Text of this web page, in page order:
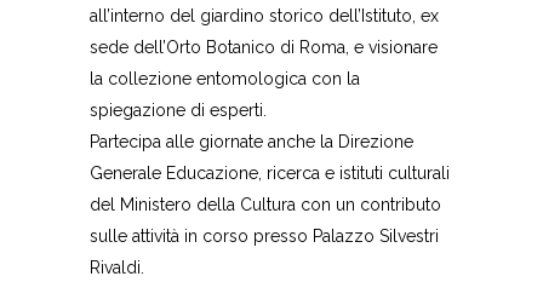
all’interno del giardino storico dell’Istituto, ex
sede dell’Orto Botanico di Roma, e visionare
la collezione entomologica con la
spiegazione di esperti.
Partecipa alle giornate anche la Direzione
Generale Educazione, ricerca e istituti culturali
del Ministero della Cultura con un contributo
sulle attività in corso presso Palazzo Silvestri
Rivaldi.